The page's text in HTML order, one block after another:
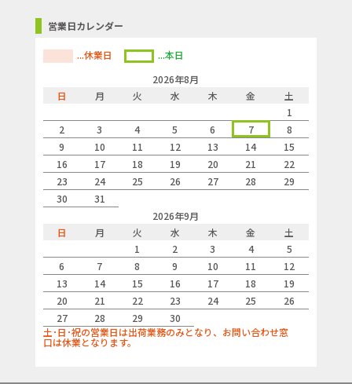
営業日カレンダー
...休業日
...本日
2026年8月
日
月 火 水 木 金
土
1
2
3 4 5 6 7
8
9
10 11 12 13 14
15
16
17 18 19 20 21
22
23
24 25 26 27 28
29
30
31
2026年9月
日
月 火 水 木 金
土
1
2 3 4
5
6
7 8 9 10 11
12
13
14 15 16 17 18
19
20
21 22 23 24 25
26
27
28 29
30
土･日･祝の営業日は出荷業務のみとなり、お問い合わせ窓
口は休業となります。